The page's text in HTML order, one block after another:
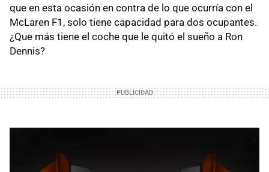
que en esta ocasión en contra de lo que ocurría con el
McLaren F1, solo tiene capacidad para dos ocupantes.
¿Que más tiene el coche que le quitó el sueño a Ron
Dennis?